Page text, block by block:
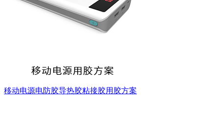
移动电源电防胶导热胶粘接胶用胶方案